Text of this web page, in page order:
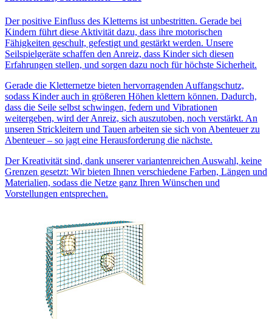
Der positive Einfluss des Kletterns ist unbestritten. Gerade bei
Kindern führt diese Aktivität dazu, dass ihre motorischen
Fähigkeiten geschult, gefestigt und gestärkt werden. Unsere
Seilspielgeräte schaffen den Anreiz, dass Kinder sich diesen
Erfahrungen stellen, und sorgen dazu noch für höchste Sicherheit.
Gerade die Kletternetze bieten hervorragenden Auffangschutz,
sodass Kinder auch in größeren Höhen klettern können. Dadurch,
dass die Seile selbst schwingen, federn und Vibrationen
weitergeben, wird der Anreiz, sich auszutoben, noch verstärkt. An
unseren Strickleitern und Tauen arbeiten sie sich von Abenteuer zu
Abenteuer – so jagt eine Herausforderung die nächste.
Der Kreativität sind, dank unserer variantenreichen Auswahl, keine
Grenzen gesetzt: Wir bieten Ihnen verschiedene Farben, Längen und
Materialien, sodass die Netze ganz Ihren Wünschen und
Vorstellungen entsprechen.